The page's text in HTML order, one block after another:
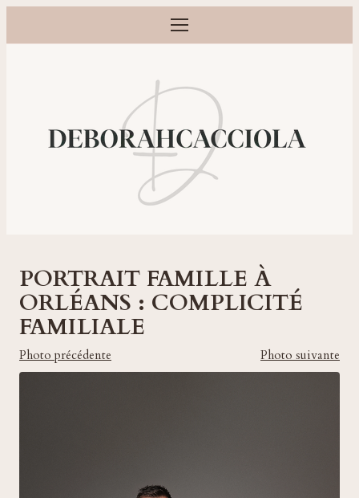
Ouvrir le menu
Photographe grossesse, naissance, bébé et famille à Orléans
PORTRAIT FAMILLE À
ORLÉANS : COMPLICITÉ
FAMILIALE
Photo précédente Photo suivante